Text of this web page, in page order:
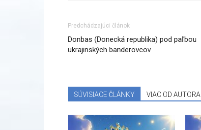
Predchádzajúci článok
Donbas (Donecká republika) pod paľbou
ukrajinských banderovcov
SÚVISIACE ČLÁNKY VIAC OD AUTORA